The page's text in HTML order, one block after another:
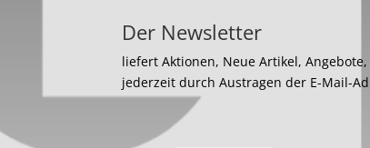
Der Newsletter
liefert Aktionen, Neue Artikel,
jederzeit durch Austragen der E-Mail-